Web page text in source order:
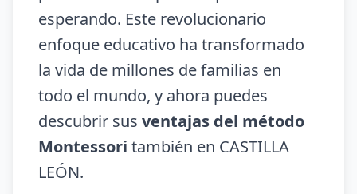
esperando. Este revolucionario
enfoque educativo ha transformado
la vida de millones de familias en
todo el mundo, y ahora puedes
descubrir sus ventajas del método
Montessori también en CASTILLA
LEÓN.